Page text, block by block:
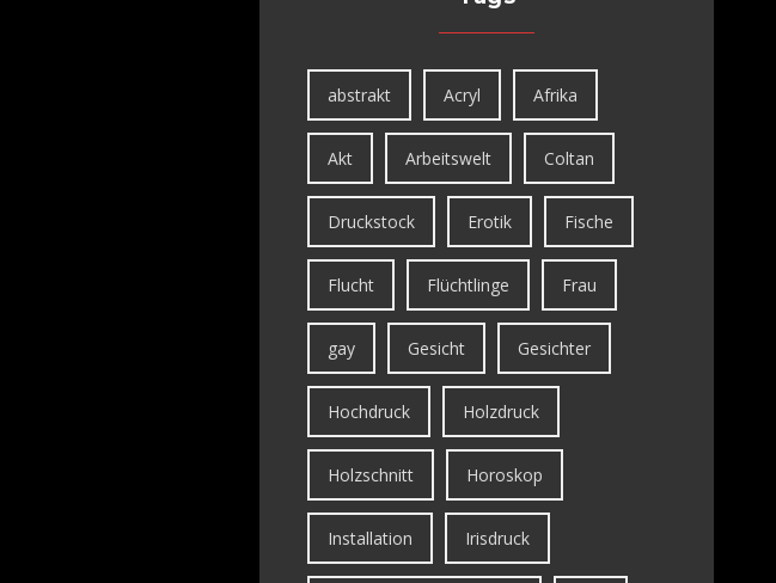
abstrakt Acryl Afrika
Akt Arbeitswelt Coltan
Druckstock Erotik Fische
Flucht Flüchtlinge Frau
gay Gesicht Gesichter
Hochdruck Holzdruck
Holzschnitt Horoskop
Installation Irisdruck